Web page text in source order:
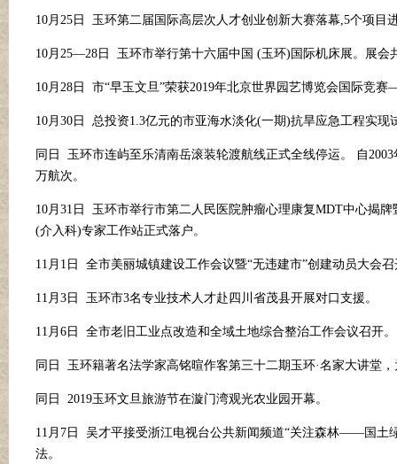
10月25日 玉环第二届国际高层次人才创业创新大赛落幕,5个项目
10月25—28日 玉环市举行第十六届中国 (玉环)国际机床展。展会
10月28日 市“早玉文旦”荣获2019年北京世界园艺博览会国际竞
10月30日 总投资1.3亿元的市亚海水淡化(一期)抗旱应急工程实现
同日 玉环市连屿至乐清南岳滚装轮渡航线正式全线停运。 自
万航次。
10月31日 玉环市举行市第二人民医院肿瘤心理康复MDT中心揭
(介入科)专家工作站正式落户。
11月1日 全市美丽城镇建设工作会议暨“无违建市”创建动员大会召
11月3日 玉环市3名专业技术人才赴四川省茂县开展对口支援。
11月6日 全市老旧工业点改造和全域土地综合整治工作会议召开。
同日 玉环籍著名法学家高铭暄作客第三十二期玉环·名家大讲堂
同日 2019玉环文旦旅游节在漩门湾观光农业园开幕。
11月7日 吴才平接受浙江电视台公共新闻频道“关注森林——国土
法。